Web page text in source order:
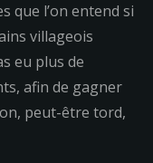
que l’on entend si
villageois
eu plus de
afin de gagner
peut-être tord,